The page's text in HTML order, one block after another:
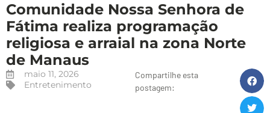
Comunidade Nossa Senhora de
Fátima realiza programação
religiosa e arraial na zona Norte
de Manaus
maio 11, 2026
Entretenimento
Compartilhe esta
postagem: